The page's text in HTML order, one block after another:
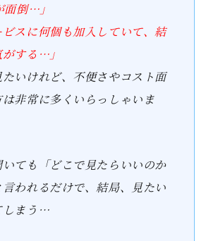
面倒…」
ビスに何個も加入していて、結
する…」
いけれど、不便さやコスト面
非常に多くいらっしゃいま
ても「どこで見たらいいのか
われるだけで、結局、見たい
しまう…